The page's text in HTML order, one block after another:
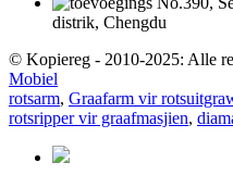
distrik, Chengdu
© Kopiereg - 2010-2025: Alle
Mobiel
rotsarm, Graafarm vir
rotsripper vir graafmasjien,